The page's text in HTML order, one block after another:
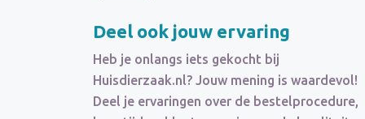
Deel ook jouw ervaring
Heb je onlangs iets gekocht bij
Huisdierzaak.nl? Jouw mening is waardevol!
Deel je ervaringen over de bestelprocedure,